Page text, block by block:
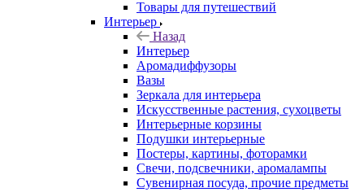
Товары для путешествий
Интерьер
Назад
Интерьер
Аромадиффузоры
Вазы
Зеркала для интерьера
Искусственные растения, сухоцветы
Интерьерные корзины
Подушки интерьерные
Постеры, картины, фоторамки
Свечи, подсвечники, аромалампы
Сувенирная посуда, прочие предметы